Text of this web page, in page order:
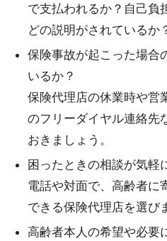
で支払われるか？自己負
どの説明がされているか
保険事故が起こった場合
いるか？
保険代理店の休業時や営
のフリーダイヤル連絡先
おきましょう。
困ったときの相談が気軽
電話や対面で、高齢者に
できる保険代理店を選び
高齢者本人の希望や必要